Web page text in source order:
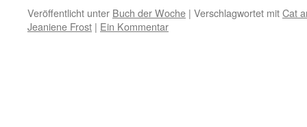
Veröffentlicht unter Buch der Woche | Verschlagwortet mitCat
Jeaniene Frost | Ein Kommentar